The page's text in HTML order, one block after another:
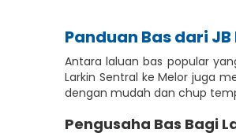
Panduan Bas dari
Antara laluan bas popular
Larkin Sentral ke Melor juga
dengan mudah dan chup
Pengusaha Bas Bagi